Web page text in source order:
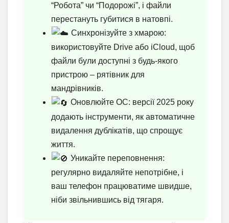
“Робота” чи “Подорожі”, і файли
перестануть губитися в натовпі.
Синхронізуйте з хмарою:
використовуйте Drive або iCloud, щоб
файли були доступні з будь-якого
пристрою – рятівник для
мандрівників.
Оновлюйте ОС: версії 2025 року
додають інструменти, як автоматичне
видалення дублікатів, що спрощує
життя.
Уникайте переповнення:
регулярно видаляйте непотрібне, і
ваш телефон працюватиме швидше,
ніби звільнившись від тягаря.